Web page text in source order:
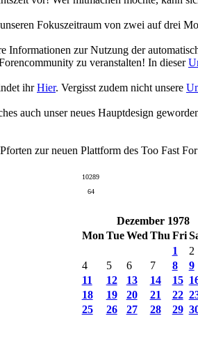
Fokuszeitraum von zwei auf drei
Informationen zur Nutzung der
zu veranstalten! In dieser
ihrHier. Vergisst zudem nicht unsere
auch unser neues Hauptdesign
zur neuen Plattform des Too Fast
10289
64
Dezember 1978
Mon TueWed Thu Fri
1
2
4
5 6 7 8 9
11
12 13 14 15
18
19 20 21 22
25
26 27 28 29